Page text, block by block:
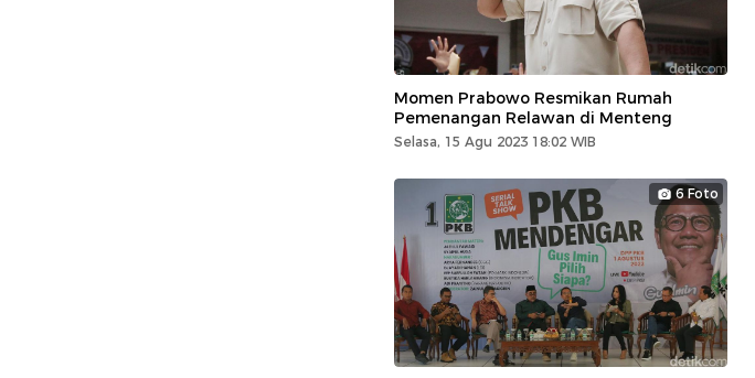
Momen Prabowo Resmikan Rumah
Pemenangan Relawan di Menteng
Selasa, 15 Agu 2023 18:02 WIB
6 Foto